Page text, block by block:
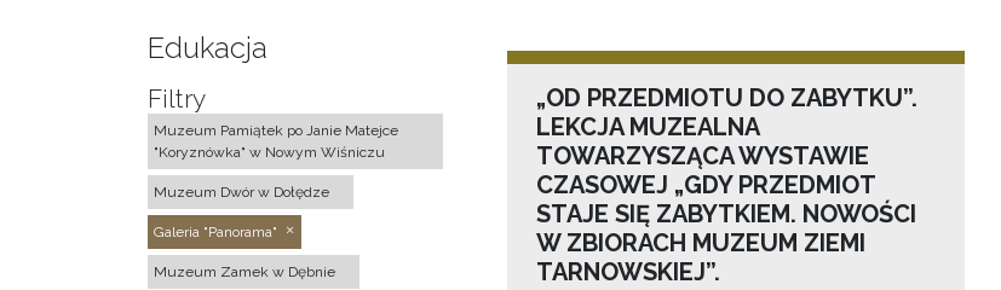
Edukacja
Filtry
Muzeum Pamiątek po Janie Matejce
"Koryznówka" w Nowym Wiśniczu
Muzeum Dwór w Dołędze
Galeria "Panorama"
Muzeum Zamek w Dębnie
„OD PRZEDMIOTU DO ZABYTKU”.
LEKCJA MUZEALNA
TOWARZYSZĄCA WYSTAWIE
CZASOWEJ „GDY PRZEDMIOT
STAJE SIĘ ZABYTKIEM. NOWOŚCI
W ZBIORACH MUZEUM ZIEMI
TARNOWSKIEJ”.